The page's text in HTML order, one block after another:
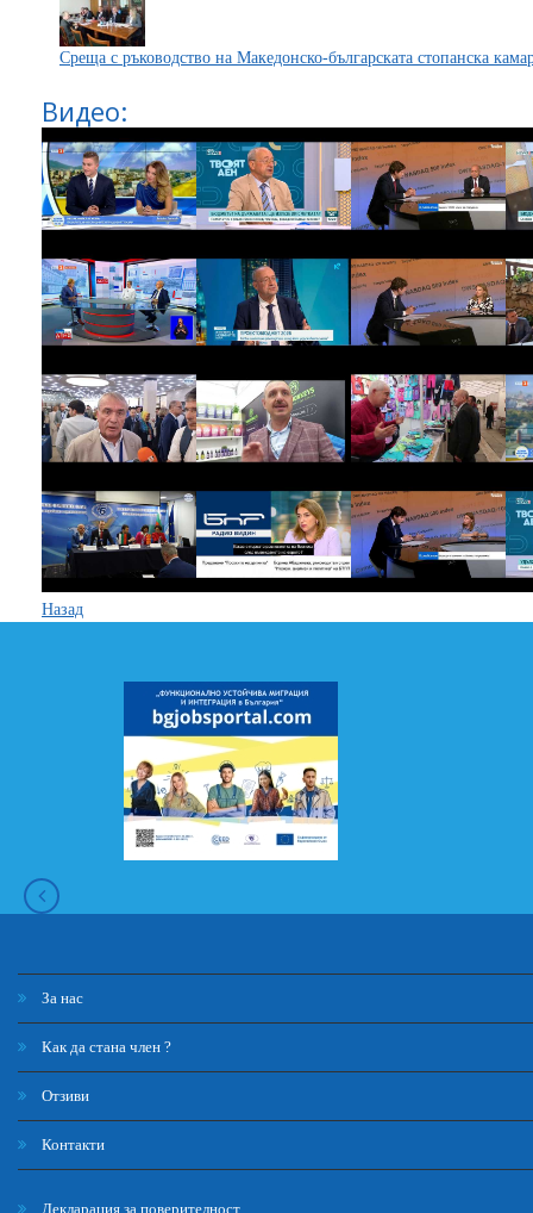
Среща с ръководство на Македонско-българската стопанска
Видео:
Назад
За нас
Как да стана член ?
Отзиви
Контакти
Декларация за поверителност